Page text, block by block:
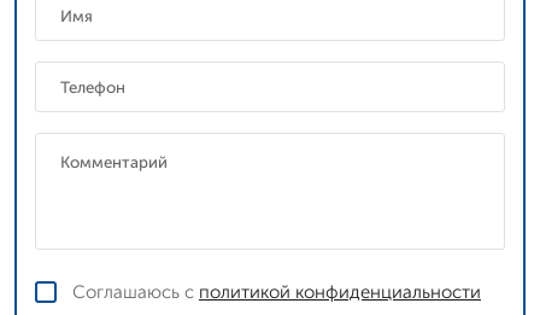
Соглашаюсь с политикой конфиденциальности